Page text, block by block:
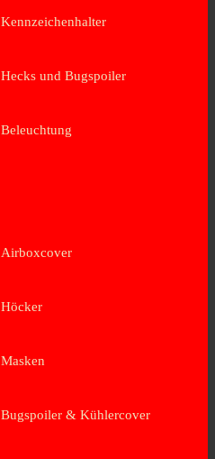
Kennzeichenhalter
Hecks und Bugspoiler
Beleuchtung
Airboxcover
Höcker
Masken
Bugspoiler & Kühlercover